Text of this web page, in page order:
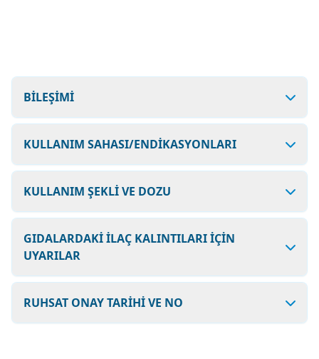
BİLEŞİMİ
KULLANIM SAHASI/ENDİKASYONLARI
KULLANIM ŞEKLİ VE DOZU
GIDALARDAKİ İLAÇ KALINTILARI İÇİN
UYARILAR
RUHSAT ONAY TARİHİ VE NO